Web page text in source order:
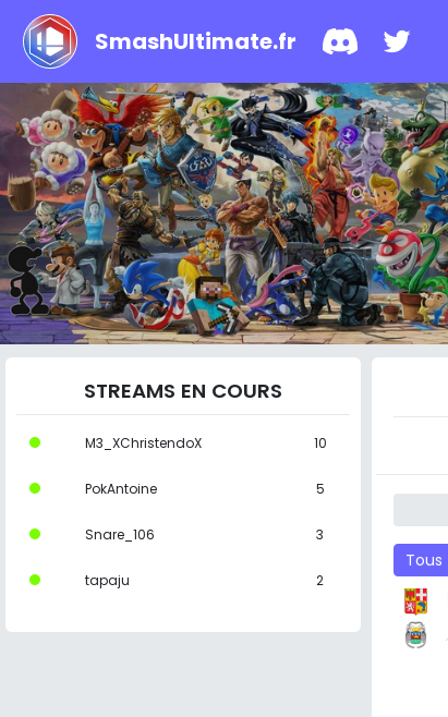
SmashUltimate.fr
STREAMS EN COURS
M3_XChristendoX 10
PokAntoine 5
Snare_106 3
tapaju 2
Tous